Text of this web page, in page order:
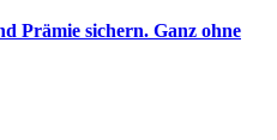
Prämie sichern. Ganz ohne